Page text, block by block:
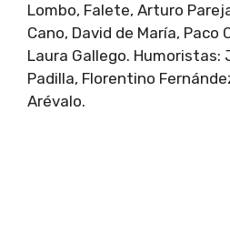
Lombo, Falete, Arturo
Cano, David de María, Paco
Laura Gallego. Humoristas:
Padilla, Florentino
Arévalo.